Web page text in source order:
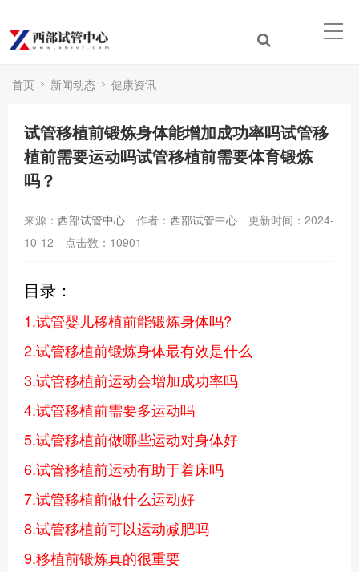
首页 新闻动态 健康资讯
试管移植前锻炼身体能增加成功率吗试管移
植前需要运动吗试管移植前需要体育锻炼
吗？
来源： 西部试管中心 作者： 西部试管中心
更新时间：2024-
10-12
点击数： 10901
目录：
1.试管婴儿移植前能锻炼身体吗?
2.试管移植前锻炼身体最有效是什么
3.试管移植前运动会增加成功率吗
4.试管移植前需要多运动吗
5.试管移植前做哪些运动对身体好
6.试管移植前运动有助于着床吗
7.试管移植前做什么运动好
8.试管移植前可以运动减肥吗
9.移植前锻炼真的很重要